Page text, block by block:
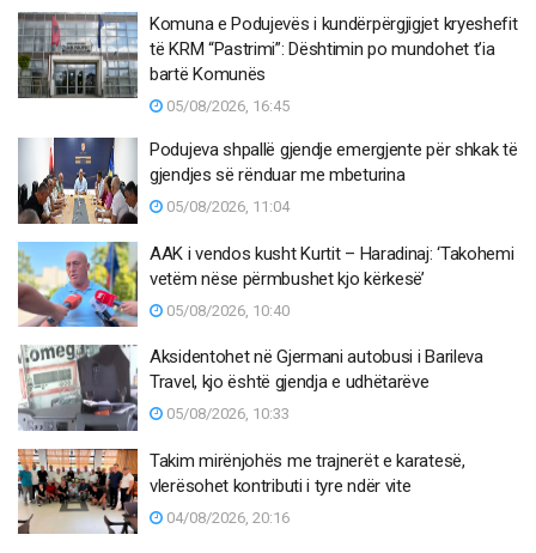
Komuna e Podujevës i kundërpërgjigjet kryeshefit
të KRM “Pastrimi”: Dështimin po mundohet t’ia
bartë Komunës
05/08/2026, 16:45
Podujeva shpallë gjendje emergjente për shkak të
gjendjes së rënduar me mbeturina
05/08/2026, 11:04
AAK i vendos kusht Kurtit – Haradinaj: ‘Takohemi
vetëm nëse përmbushet kjo kërkesë’
05/08/2026, 10:40
Aksidentohet në Gjermani autobusi i Barileva
Travel, kjo është gjendja e udhëtarëve
05/08/2026, 10:33
Takim mirënjohës me trajnerët e karatesë,
vlerësohet kontributi i tyre ndër vite
04/08/2026, 20:16